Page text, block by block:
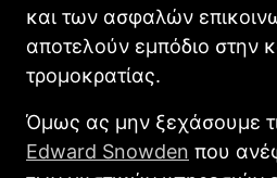
και των ασφαλών
αποτελούν εμπόδιο στην
τρομοκρατίας.
Όμως ας μην ξεχάσουμε
Edward Snowden που